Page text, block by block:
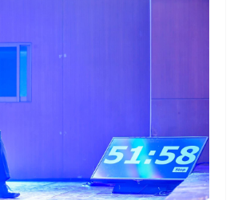
Search